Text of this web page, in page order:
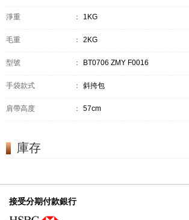
淨重 ： 1KG
毛重 ： 2KG
型號 ： BT0706 ZMY F0016
手袋款式 ： 斜挎包
肩帶高度 ： 57cm
庫存
接受分期付款銀行